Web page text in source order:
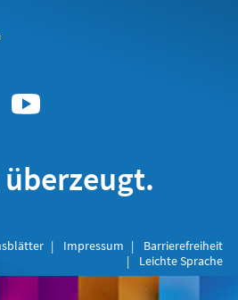
Impressum
Barrierefreiheit
Leichte Sprache